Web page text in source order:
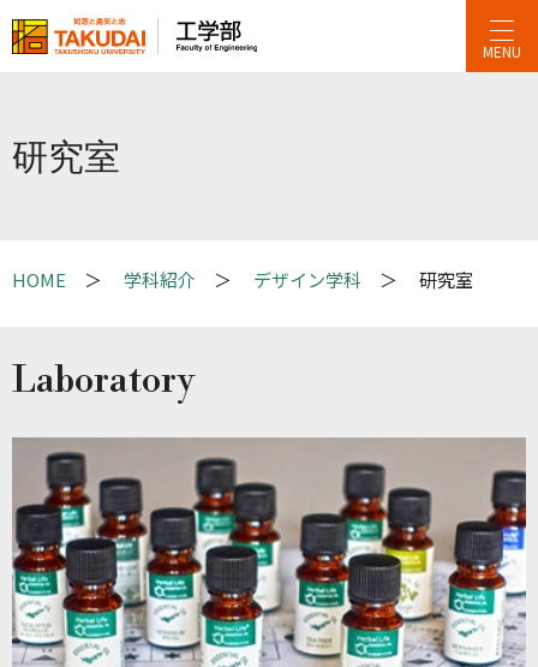
MENU
学科紹介 デザイン学科 研究室
研究室
Laboratory